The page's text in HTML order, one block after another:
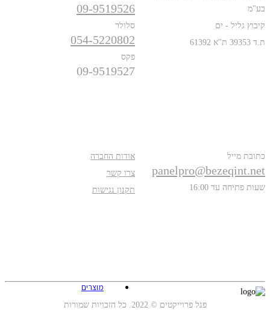
מוצרים
בע"מ
קיבוץ גליל - ים
ת.ד 39353 ת''א 61392
09-9519526
סלולר
054-5220802
פקס
09-9519527
כתובת מייל
panelpro@bezeqint.net
שעות פתיחה עד 16:00
אודות החברה
צרו קשר
תקנון נגישות
פנל פרוייקטים © 2022. כל הזכויות שמורות